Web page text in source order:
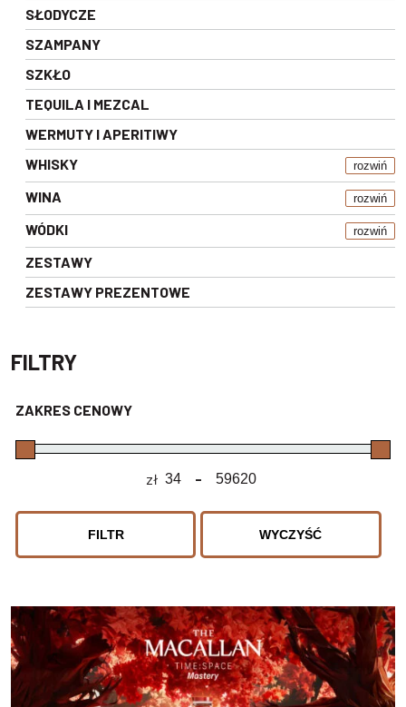
SŁODYCZE
SZAMPANY
SZKŁO
TEQUILA I MEZCAL
WERMUTY I APERITIWY
WHISKY
rozwiń
WINA rozwiń
WÓDKI rozwiń
ZESTAWY
ZESTAWY PREZENTOWE
FILTRY
ZAKRES CENOWY
zł Minimum Price
- Maximum Price
FILTR WYCZYŚĆ